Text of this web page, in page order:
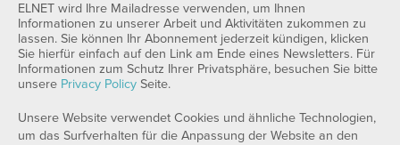
ELNET wird Ihre Mailadresse verwenden, um Ihnen
Informationen zu unserer Arbeit und Aktivitäten zukommen zu
lassen. Sie können Ihr Abonnement jederzeit kündigen, klicken
Sie hierfür einfach auf den Link am Ende eines Newsletters. Für
Informationen zum Schutz Ihrer Privatsphäre, besuchen Sie bitte
unsere Privacy Policy Seite.
Unsere Website verwendet Cookies und ähnliche Technologien,
um das Surfverhalten für die Anpassung der Website an den